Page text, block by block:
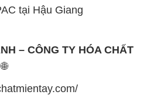
tại Hậu Giang
– CÔNG TY HÓA CHẤT
🌐